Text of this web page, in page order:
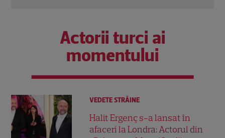
Actorii turci ai
momentului
VEDETE STRĂINE
Halit Ergenç s-a lansat în
afaceri la Londra: Actorul din